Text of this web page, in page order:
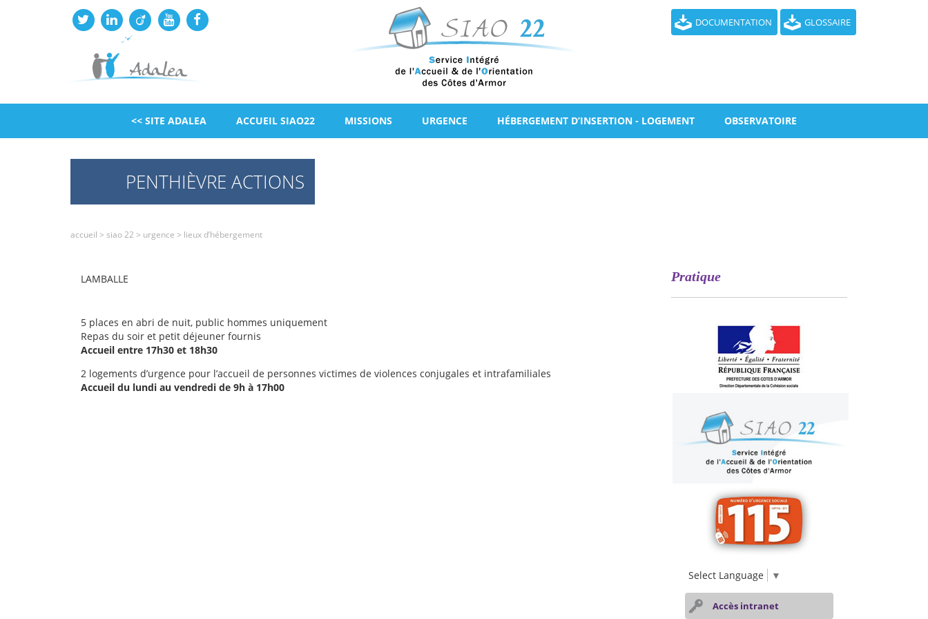
DOCUMENTATION GLOSSAIRE
<< SITE ADALEA ACCUEIL SIAO22 MISSIONS URGENCE HÉBERGEMENT D’INSERTION - LOGEMENT OBSERVATOIRE
PENTHIÈVRE ACTIONS
accueil > siao 22 > urgence > lieux d’hébergement
LAMBALLE
5 places en abri de nuit, public hommes uniquement
Repas du soir et petit déjeuner fournis
Accueil entre 17h30 et 18h30
2 logements d’urgence pour l’accueil de personnes victimes de violences conjugales et intrafamiliales
Accueil du lundi au vendredi de 9h à 17h00
Pratique
Select Language ▼
Accès intranet